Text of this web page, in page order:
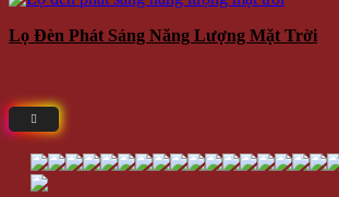
Lọ Đèn Phát Sáng Năng Lượng Mặt Trời